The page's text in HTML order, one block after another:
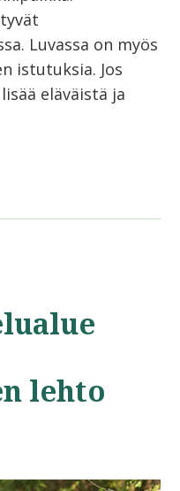
Luvassa on myös
istutuksia. Jos
eläväistä ja
lehto